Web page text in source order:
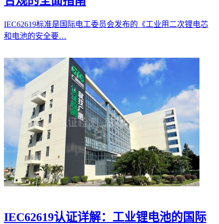
IEC62619标准是国际电工委员会发布的《工业用二次锂电芯
和电池的安全要…
IEC62619认证详解：工业锂电池的国际